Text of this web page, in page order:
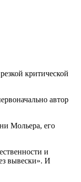
критической
автор
Мольера, его
и
вывески». И